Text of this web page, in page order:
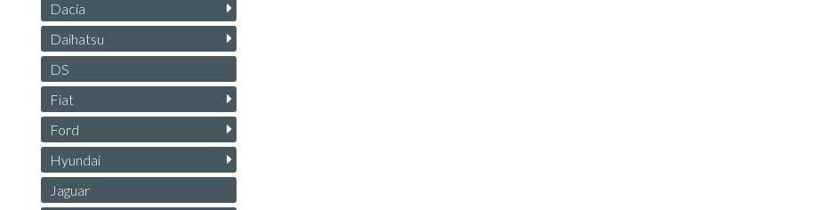
Dacia
Daihatsu
DS
Fiat
Ford
Hyundai
Jaguar